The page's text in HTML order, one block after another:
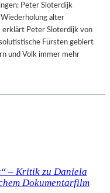
Peter Sloterdijk
alter
erklärt Peter Sloterdijk von
Fürsten gebiert
und Volk immer mehr
– Kritik zu Daniela
Dokumentarfilm